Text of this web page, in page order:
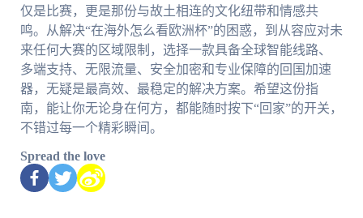
仅是比赛，更是那份与故土相连的文化纽带和情感共
鸣。从解决“在海外怎么看欧洲杯”的困惑，到从容应对未
来任何大赛的区域限制，选择一款具备全球智能线路、
多端支持、无限流量、安全加密和专业保障的回国加速
器，无疑是最高效、最稳定的解决方案。希望这份指
南，能让你无论身在何方，都能随时按下“回家”的开关，
不错过每一个精彩瞬间。
Spread the love